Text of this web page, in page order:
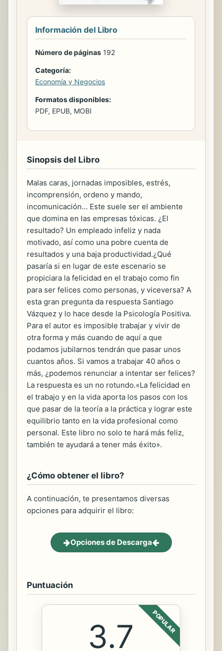
Información del Libro
Número de páginas 192
Categoría:
Economía y Negocios
Formatos disponibles:
PDF, EPUB, MOBI
Sinopsis del Libro
Malas caras, jornadas imposibles, estrés,
incomprensión, ordeno y mando,
incomunicación… Este suele ser el ambiente
que domina en las empresas tóxicas. ¿El
resultado? Un empleado infeliz y nada
motivado, así como una pobre cuenta de
resultados y una baja productividad.¿Qué
pasaría si en lugar de este escenario se
propiciara la felicidad en el trabajo como fin
para ser felices como personas, y viceversa? A
esta gran pregunta da respuesta Santiago
Vázquez y lo hace desde la Psicología Positiva.
Para el autor es imposible trabajar y vivir de
otra forma y más cuando de aquí a que
podamos jubilarnos tendrán que pasar unos
cuantos años. Si vamos a trabajar 40 años o
más, ¿podemos renunciar a intentar ser felices?
La respuesta es un no rotundo.«La felicidad en
el trabajo y en la vida aporta los pasos con los
que pasar de la teoría a la práctica y lograr este
equilibrio tanto en la vida profesional como
personal. Este libro no solo te hará más feliz,
también te ayudará a tener más éxito».
¿Cómo obtener el libro?
A continuación, te presentamos diversas
opciones para adquirir el libro:
Opciones de Descarga
Puntuación
POPULAR
3.7